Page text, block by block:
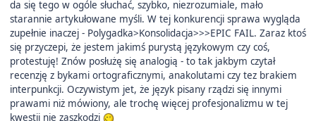
da się tego w ogóle słuchać, szybko, niezrozumiale, mało
starannie artykułowane myśli. W tej konkurencji sprawa wygląda
zupełnie inaczej - Polygadka>Konsolidacja>>>EPIC FAIL. Zaraz ktoś
się przyczepi, że jestem jakimś purystą językowym czy coś,
protestuję! Znów posłużę się analogią - to tak jakbym czytał
recenzję z bykami ortograficznymi, anakolutami czy tez brakiem
interpunkcji. Oczywistym jet, że język pisany rządzi się innymi
prawami niż mówiony, ale trochę więcej profesjonalizmu w tej
kwestii nie zaszkodzi